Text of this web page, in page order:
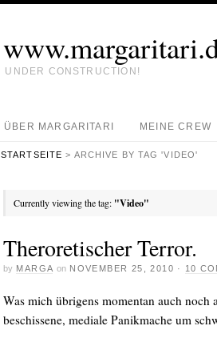
UNDER CONSTRUCTION!
ÜBER MARGARITARI MEINE CREW
STARTSEITE > ARCHIVE BY TAG 'VIDEO'
Currently viewing the tag: "Video"
Theroretischer Terror.
by MARGA on NOVEMBER 25, 2010 · 10
Was mich übrigens momentan auch noch
beschissene, mediale Panikmache um